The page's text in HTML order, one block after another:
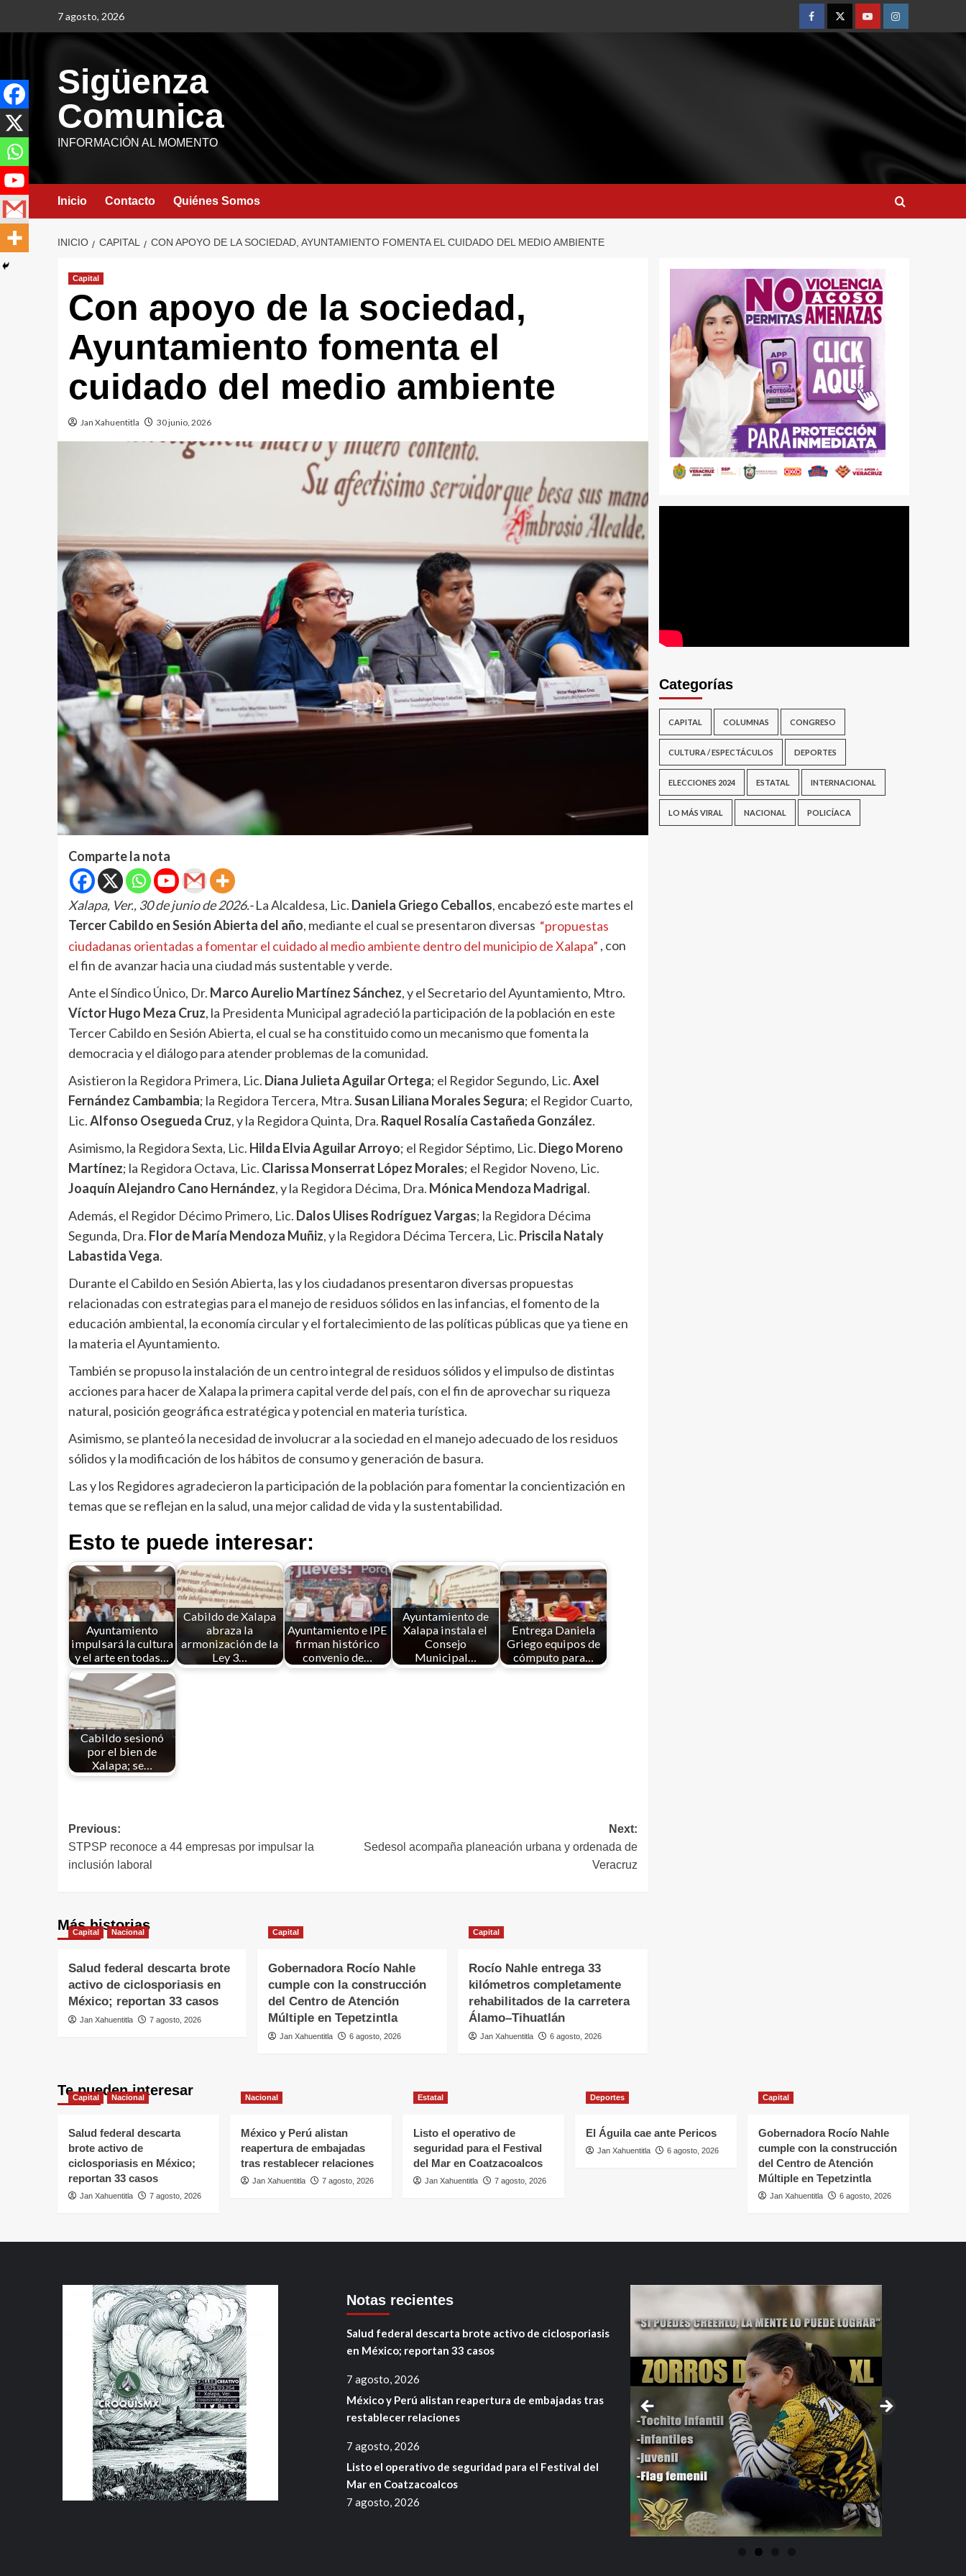
7 agosto, 2026
Sigüenza
Comunica
INFORMACIÓN AL MOMENTO
Inicio Contacto Quiénes Somos
INICIO CAPITAL CON APOYO DE LA SOCIEDAD, AYUNTAMIENTO FOMENTA EL CUIDADO DEL MEDIO AMBIENTE
Capital
Con apoyo de la sociedad,
Ayuntamiento fomenta el
cuidado del medio ambiente
Jan Xahuentitla 30 junio, 2026
Comparte la nota
Xalapa, Ver., 30 de junio de 2026.-La Alcaldesa, Lic. Daniela Griego Ceballos, encabezó este martes el
Tercer Cabildo en Sesión Abierta del año, mediante el cual se presentaron diversas “propuestas
ciudadanas orientadas a fomentar el cuidado al medio ambiente dentro del municipio de Xalapa” , con
el fin de avanzar hacia una ciudad más sustentable y verde.
Ante el Síndico Único, Dr. Marco Aurelio Martínez Sánchez, y el Secretario del Ayuntamiento, Mtro.
Víctor Hugo Meza Cruz, la Presidenta Municipal agradeció la participación de la población en este
Tercer Cabildo en Sesión Abierta, el cual se ha constituido como un mecanismo que fomenta la
democracia y el diálogo para atender problemas de la comunidad.
Asistieron la Regidora Primera, Lic. Diana Julieta Aguilar Ortega; el Regidor Segundo, Lic.Axel
Fernández Cambambia; la Regidora Tercera, Mtra.Susan Liliana Morales Segura; el Regidor Cuarto,
Lic.Alfonso Osegueda Cruz, y la Regidora Quinta, Dra. Raquel Rosalía Castañeda González.
Asimismo, la Regidora Sexta, Lic. Hilda Elvia Aguilar Arroyo; el Regidor Séptimo, Lic. Diego Moreno
Martínez; la Regidora Octava, Lic. Clarissa Monserrat López Morales; el Regidor Noveno, Lic.
Joaquín Alejandro Cano Hernández, y la Regidora Décima, Dra. Mónica Mendoza Madrigal.
Además, el Regidor Décimo Primero, Lic. Dalos Ulises Rodríguez Vargas; la Regidora Décima
Segunda, Dra. Flor de María Mendoza Muñiz, y la Regidora Décima Tercera, Lic. Priscila Nataly
Labastida Vega.
Durante el Cabildo en Sesión Abierta, las y los ciudadanos presentaron diversas propuestas
relacionadas con estrategias para el manejo de residuos sólidos en las infancias, el fomento de la
educación ambiental, la economía circular y el fortalecimiento de las políticas públicas que ya tiene en
la materia el Ayuntamiento.
También se propuso la instalación de un centro integral de residuos sólidos y el impulso de distintas
acciones para hacer de Xalapa la primera capital verde del país, con el fin de aprovechar su riqueza
natural, posición geográfica estratégica y potencial en materia turística.
Asimismo, se planteó la necesidad de involucrar a la sociedad en el manejo adecuado de los residuos
sólidos y la modificación de los hábitos de consumo y generación de basura.
Las y los Regidores agradecieron la participación de la población para fomentar la concientización en
temas que se reflejan en la salud, una mejor calidad de vida y la sustentabilidad.
Esto te puede interesar:
Ayuntamiento
impulsará la cultura
y el arte en todas…
Cabildo de Xalapa
abraza la
armonización de la
Ley 3…
Ayuntamiento e IPE
firman histórico
convenio de…
Ayuntamiento de
Xalapa instala el
Consejo
Municipal…
Entrega Daniela
Griego equipos de
cómputo para…
Cabildo sesionó
por el bien de
Xalapa; se…
Previous:
STPSP reconoce a 44 empresas por impulsar la
inclusión laboral
Next:
Sedesol acompaña planeación urbana y ordenada de
Veracruz
Más historias
Capital Nacional
Salud federal descarta brote
activo de ciclosporiasis en
México; reportan 33 casos
Jan Xahuentitla 7 agosto, 2026
Capital
Gobernadora Rocío Nahle
cumple con la construcción
del Centro de Atención
Múltiple en Tepetzintla
Jan Xahuentitla 6 agosto, 2026
Capital
Rocío Nahle entrega 33
kilómetros completamente
rehabilitados de la carretera
Álamo–Tihuatlán
Jan Xahuentitla 6 agosto, 2026
Categorías
CAPITAL COLUMNAS CONGRESO
CULTURA / ESPECTÁCULOS DEPORTES
ELECCIONES 2024 ESTATAL INTERNACIONAL
LO MÁS VIRAL NACIONAL POLICÍACA
Te pueden interesar
Capital Nacional
Salud federal descarta
brote activo de
ciclosporiasis en México;
reportan 33 casos
Jan Xahuentitla 7 agosto, 2026
Nacional
México y Perú alistan
reapertura de embajadas
tras restablecer relaciones
Jan Xahuentitla 7 agosto, 2026
Estatal
Listo el operativo de
seguridad para el Festival
del Mar en Coatzacoalcos
Jan Xahuentitla 7 agosto, 2026
Deportes
El Águila cae ante Pericos
Jan Xahuentitla 6 agosto, 2026
Capital
Gobernadora Rocío Nahle
cumple con la construcción
del Centro de Atención
Múltiple en Tepetzintla
Jan Xahuentitla 6 agosto, 2026
Notas recientes
Salud federal descarta brote activo de ciclosporiasis
en México; reportan 33 casos
7 agosto, 2026
México y Perú alistan reapertura de embajadas tras
restablecer relaciones
7 agosto, 2026
Listo el operativo de seguridad para el Festival del
Mar en Coatzacoalcos
7 agosto, 2026